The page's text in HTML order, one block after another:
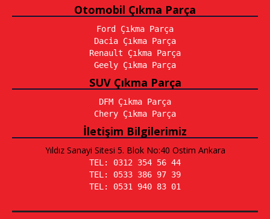
Otomobil Çıkma Parça
Ford Çıkma Parça
Dacia Çıkma Parça
Renault Çıkma Parça
Geely Çıkma Parça
SUV Çıkma Parça
DFM Çıkma Parça
Chery Çıkma Parça
İletişim Bilgilerimiz
Yıldız Sanayi Sitesi 5. Blok No:40 Ostim Ankara
TEL: 0312 354 56 44
TEL: 0533 386 97 39
TEL: 0531 940 83 01